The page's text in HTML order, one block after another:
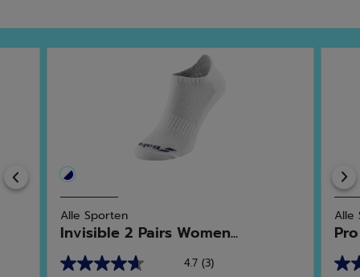
Previous
Alle Sporten
Invisible 2 Pairs Women...
4.7 (3)
4.7
Alle
3.8